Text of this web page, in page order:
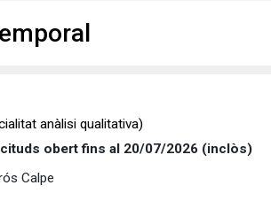
anàlisi qualitativa)
obert fins al 20/07/2026 (inclòs)
Calpe